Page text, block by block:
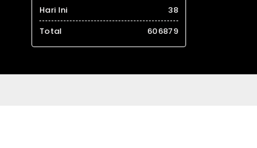
Hari Ini
38
Total
606879